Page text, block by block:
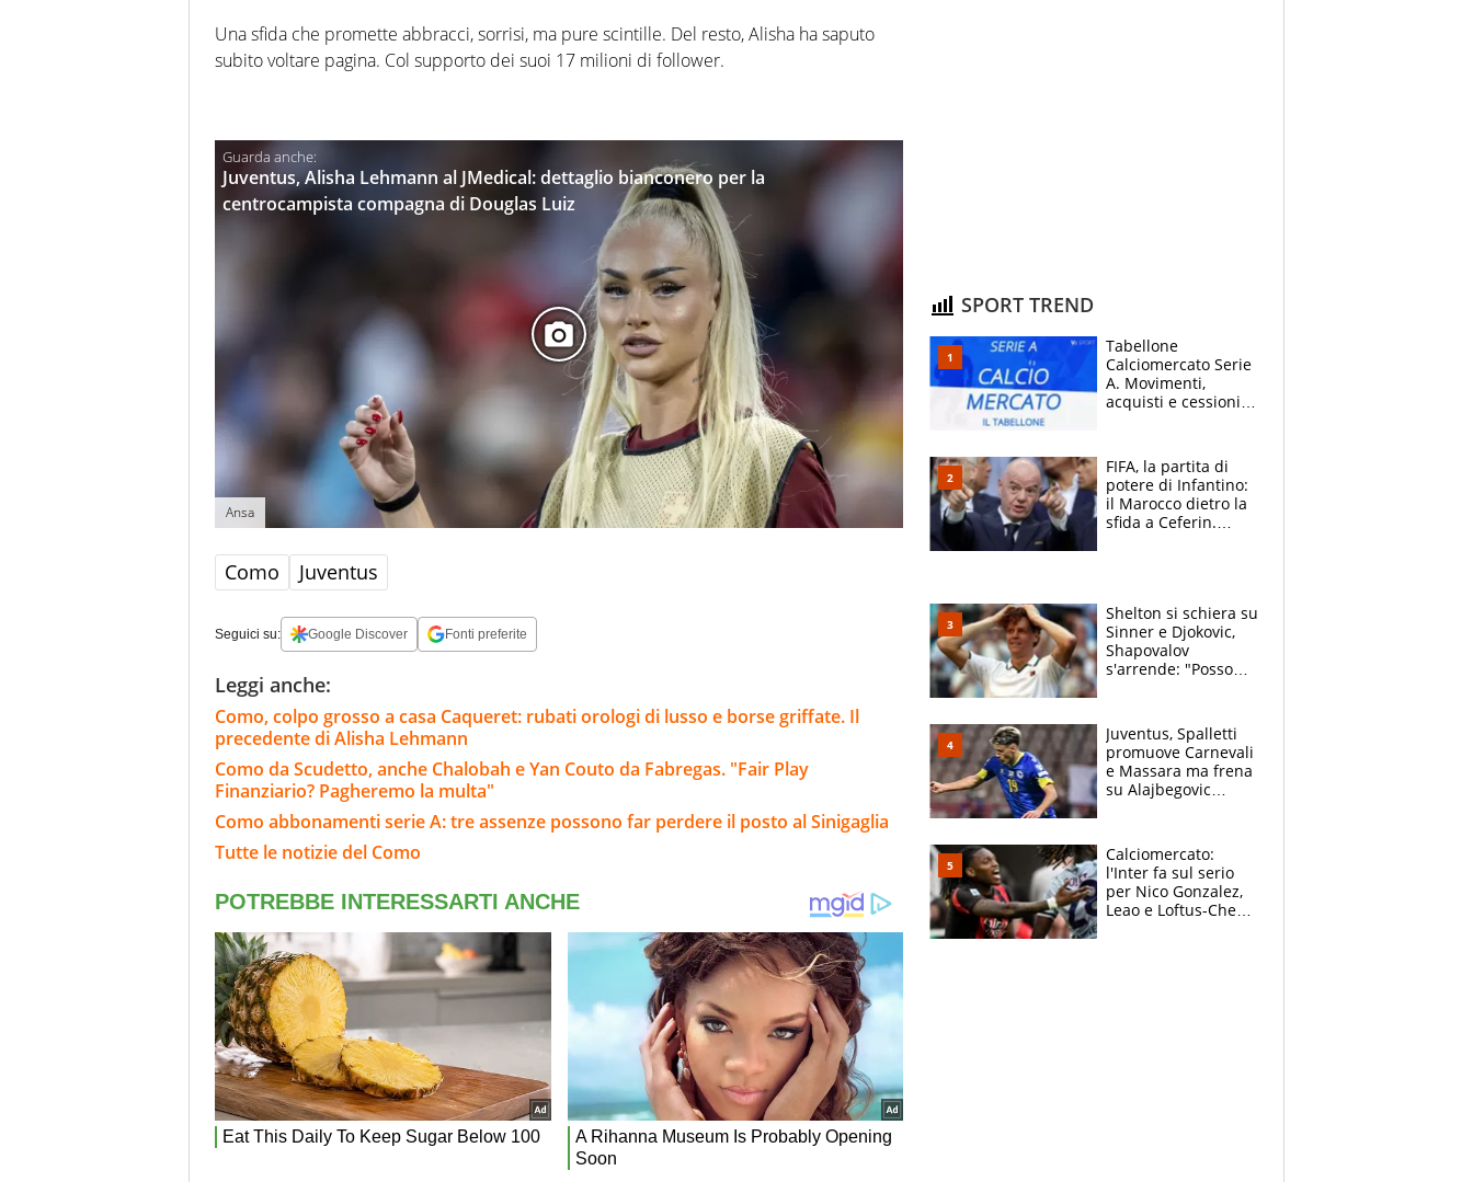
Una sfida che promette abbracci, sorrisi, ma pure scintille. Del resto, Alisha ha saputo
subito voltare pagina. Col supporto dei suoi 17 milioni di follower.
Juventus, Alisha Lehmann al JMedical: dettaglio bianconero per la
centrocampista compagna di Douglas Luiz
Ansa
Como Juventus
Seguici su: Google Discover Fonti preferite
Leggi anche:
Como, colpo grosso a casa Caqueret: rubati orologi di lusso e borse griffate. Il
precedente di Alisha Lehmann
Como da Scudetto, anche Chalobah e Yan Couto da Fabregas. "Fair Play
Finanziario? Pagheremo la multa"
Como abbonamenti serie A: tre assenze possono far perdere il posto al Sinigaglia
Tutte le notizie del Como
SPORT TREND
Tabellone
Calciomercato Serie
A. Movimenti,
acquisti e cessioni:
FIFA, la partita di
potere di Infantino:
il Marocco dietro la
sfida a Ceferin.
Shelton si schiera su
Sinner e Djokovic,
Shapovalov
s'arrende: "Posso
Juventus, Spalletti
promuove Carnevali
e Massara ma frena
su Alajbegovic
Yildiz
Calciomercato:
l'Inter fa sul serio
per Nico Gonzalez,
Leao e Loftus-Cheek